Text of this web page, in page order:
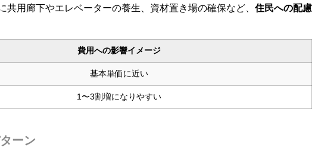
用廊下やエレベーターの養生、資材置き場の確保など、 住民への配慮
費用への影響イメージ
基本単価に近い
1〜3割増になりやすい
ーン